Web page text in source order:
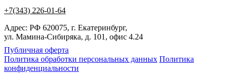
+7(343) 226-01-64
Адрес: РФ 620075, г. Екатеринбург,
ул. Мамина-Сибиряка, д. 101, офис 4.24
Публичная оферта
Политика обработки персональных данных Политика
конфиденциальности